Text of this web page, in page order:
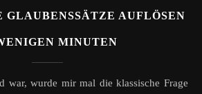
AUFLÖSEN
MINUTEN